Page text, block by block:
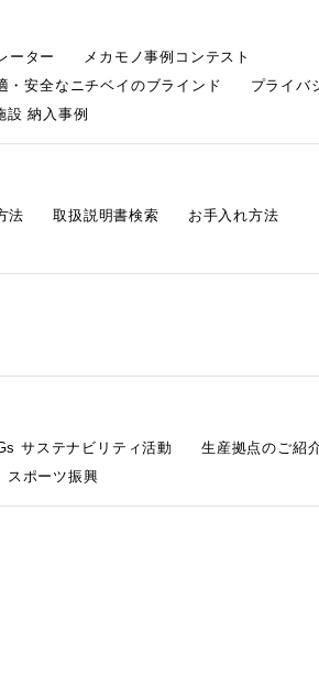
ーター
メカモノ事例コンテスト
・安全なニチベイのブラインド
プライバ
設 納入事例
法 取扱説明書検索
お手入れ方法
サステナビリティ活動
生産拠点のご紹
スポーツ振興